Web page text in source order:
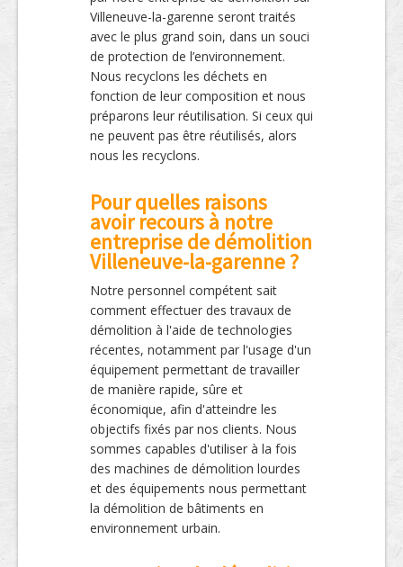
Villeneuve-la-garenne seront traités
avec le plus grand soin, dans un souci
de protection de l’environnement.
Nous recyclons les déchets en
fonction de leur composition et nous
préparons leur réutilisation. Si ceux qui
ne peuvent pas être réutilisés, alors
nous les recyclons.
Pour quelles raisons
avoir recours à notre
entreprise de démolition
Villeneuve-la-garenne ?
Notre personnel compétent sait
comment effectuer des travaux de
démolition à l'aide de technologies
récentes, notamment par l'usage d'un
équipement permettant de travailler
de manière rapide, sûre et
économique, afin d'atteindre les
objectifs fixés par nos clients. Nous
sommes capables d'utiliser à la fois
des machines de démolition lourdes
et des équipements nous permettant
la démolition de bâtiments en
environnement urbain.